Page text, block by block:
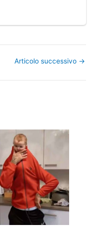
Articolo successivo →